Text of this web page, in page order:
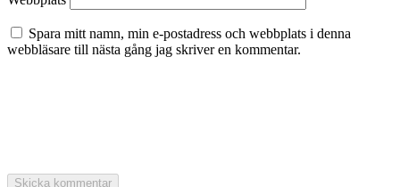
Spara mitt namn, min e-postadress och webbplats i denna
webbläsare till nästa gång jag skriver en kommentar.